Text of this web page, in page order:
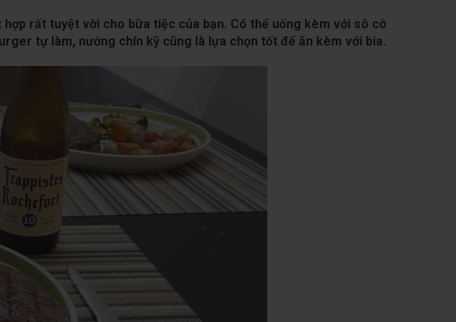
rất tuyệt vời cho bữa tiệc của bạn. Có thể uống kèm với sô cô
tự làm, nướng chín kỹ cũng là lựa chọn tốt để ăn kèm với bia.